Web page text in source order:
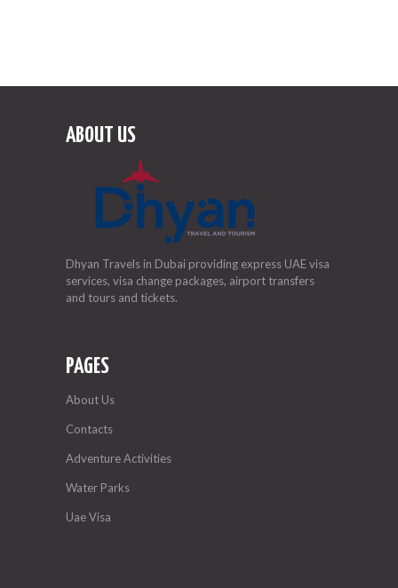
ABOUT US
Dhyan Travels in Dubai providing express UAE visa
services, visa change packages, airport transfers
and tours and tickets.
PAGES
About Us
Contacts
Adventure Activities
Water Parks
Uae Visa